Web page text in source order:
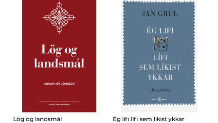
Lög og landsmál Ég lifi lífi sem líkist ykkar